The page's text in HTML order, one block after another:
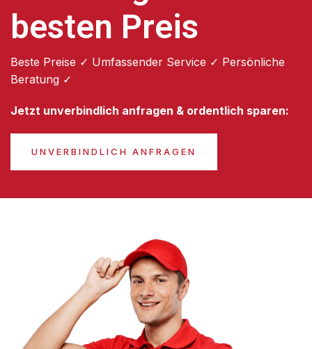
besten Preis
Beste Preise ✓ Umfassender Service ✓ Persönliche
Beratung ✓
Jetzt unverbindlich anfragen & ordentlich sparen:
UNVERBINDLICH ANFRAGEN